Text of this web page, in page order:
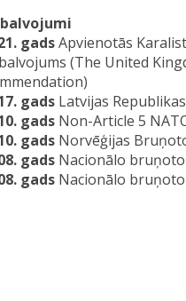
gadsApvienotās
(The United
gadsLatvijas
gadsNon-Article 5
gadsNorvēģijas
gadsNacionālo bruņoto
gadsNacionālo bruņoto